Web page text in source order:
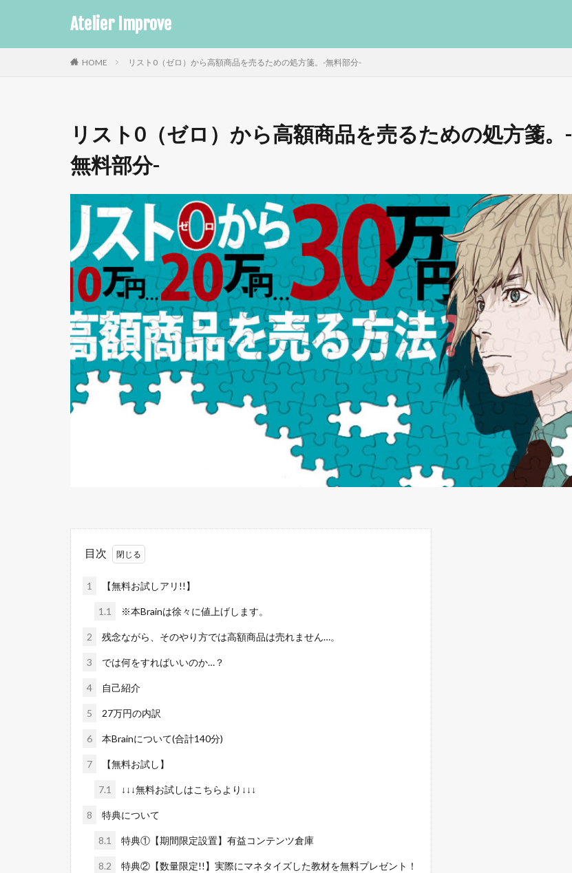
Atelier Improve
HOME リスト0（ゼロ）から高額商品を売るための処方箋。-無料部分-
リスト0（ゼロ）から高額商品を売るための処方箋。-
無料部分-
目次
1 【無料お試しアリ!!】
1.1 ※本Brainは徐々に値上げします。
2 残念ながら、そのやり方では高額商品は売れません…。
3 では何をすればいいのか…？
4 自己紹介
5 27万円の内訳
6 本Brainについて(合計140分)
7 【無料お試し】
7.1 ↓↓↓無料お試しはこちらより↓↓↓
8 特典について
8.1 特典①【期間限定設置】有益コンテンツ倉庫
8.2 特典②【数量限定!!】実際にマネタイズした教材を無料プレゼント！